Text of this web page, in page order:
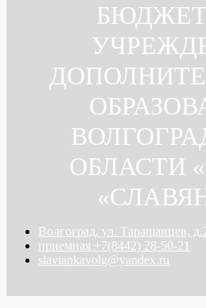
ОБЛАСТИ
Волгоград, ул. Таращанцев,
приемная +7(8442) 28-50-21
slaviankavolg@yandex.ru